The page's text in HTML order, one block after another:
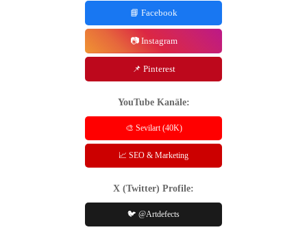
📘 Facebook
📷 Instagram
📌 Pinterest
YouTube Kanäle:
🎨 Sevilart (40K)
📈 SEO & Marketing
X (Twitter) Profile:
🐦 @Artdefects